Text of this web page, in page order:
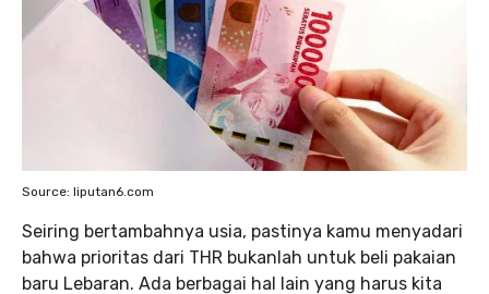
Source: liputan6.com
Seiring bertambahnya usia, pastinya kamu menyadari
bahwa prioritas dari THR bukanlah untuk beli pakaian
baru Lebaran. Ada berbagai hal lain yang harus kita